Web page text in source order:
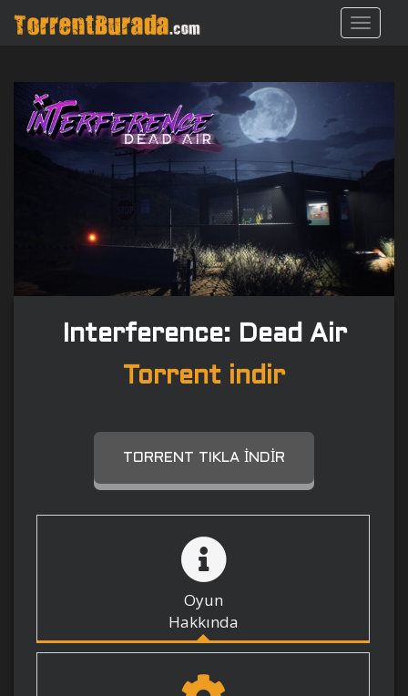
Interference: Dead Air
Torrent indir
TORRENT TIKLA İNDIR
Oyun
Hakkında